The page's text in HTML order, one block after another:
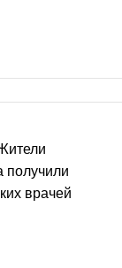
получили
врачей